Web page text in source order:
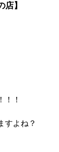
店】
！！
すよね？